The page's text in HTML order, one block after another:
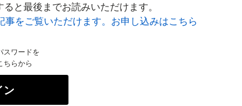
と最後までお読みいただけます。
をご覧いただけます。お申し込みはこちら
スワードを
ちらから
ン